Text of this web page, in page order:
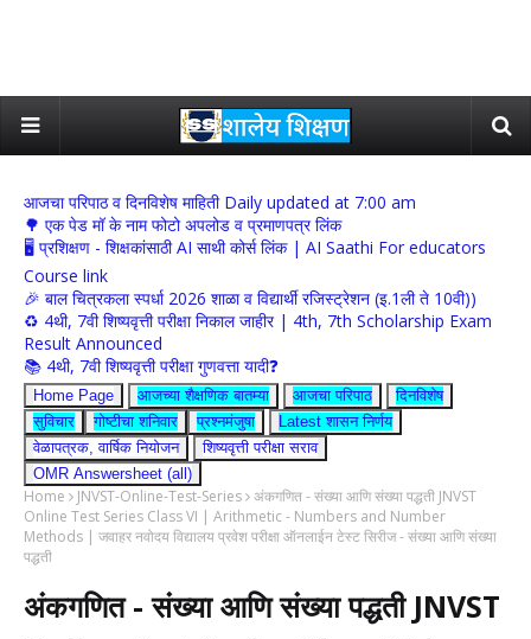
आजचा परिपाठ व दिनविशेष माहिती Daily updated at 7:00 am
🌳 एक पेड मॉ के नाम फोटो अपलोड व प्रमाणपत्र लिंक
🖥 प्रशिक्षण - शिक्षकांसाठी AI साथी कोर्स लिंक | AI Saathi For educators
Course link
🎉 बाल चित्रकला स्पर्धा 2026 शाळा व विद्यार्थी रजिस्ट्रेशन (इ.1ली ते 10वी))
♻️ 4थी, 7वी शिष्यवृत्ती परीक्षा निकाल जाहीर | 4th, 7th Scholarship Exam
Result Announced
📚 4थी, 7वी शिष्यवृत्ती परीक्षा गुणवत्ता यादी❓
Home Page आजच्या शैक्षणिक बातम्या आजचा परिपाठ
दिनविशेष
सुविचार
गोष्टीचा शनिवार प्रश्नमंजुषा
Latest शासन निर्णय
वेळापत्रक, वार्षिक नियोजन
शिष्यवृत्ती परीक्षा सराव
OMR Answersheet (all)
Home JNVST-Online-Test-Series अंकगणित - संख्या आणि संख्या पद्धती JNVST
Online Test Series Class VI | Arithmetic - Numbers and Number
Methods | जवाहर नवोदय विद्यालय प्रवेश परीक्षा ऑनलाईन टेस्ट सिरीज - संख्या आणि संख्या
पद्धती
अंकगणित - संख्या आणि संख्या पद्धती JNVST